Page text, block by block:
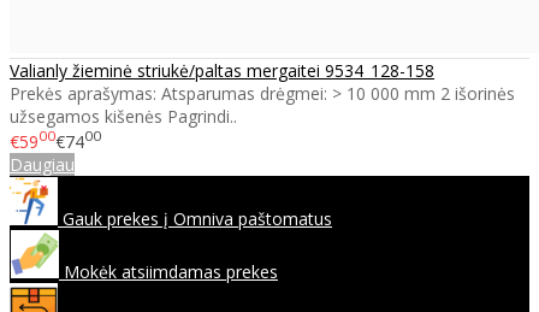
Valianly žieminė striukė/paltas mergaitei 9534_128-158
Prekės aprašymas: Atsparumas drėgmei: > 10 000 mm 2 išorinės
užsegamos kišenės Pagrindi..
€5900€7400
Daugiau
Gauk prekes į Omniva paštomatus
Mokėk atsiimdamas prekes